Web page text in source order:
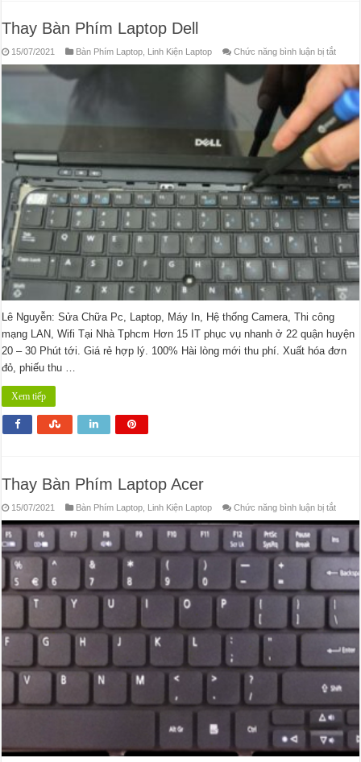
Thay Bàn Phím Laptop Dell
15/07/2021 Bàn Phím Laptop Linh Kiện Laptop Chức năng bình luận bị tắtở
Phím
Dell
Lê Nguyễn: Sửa Chữa Pc, Laptop, Máy In, Hệ thống Camera, Thi công
mạng LAN, Wifi Tại Nhà Tphcm Hơn 15 IT phục vụ nhanh ở 22 quận huyện
20 – 30 Phút tới. Giá rẻ hợp lý. 100% Hài lòng mới thu phí. Xuất hóa đơn
đỏ, phiếu thu …
Xem tiếp
Thay Bàn Phím Laptop Acer
15/07/2021 Bàn Phím Laptop Linh Kiện Laptop Chức năng bình luận bị tắtở
Bàn
Phím
Acer